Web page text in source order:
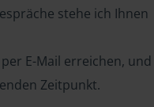
stehe ich Ihnen
E-Mail erreichen, und
Zeitpunkt.